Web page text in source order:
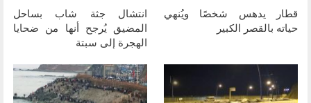
قطار يدهس شخصًا ويُنهي
حياته بالقصر الكبير
انتشال جثة شاب بساحل
المضيق يُرجح أنها من ضحايا
الهجرة إلى سبتة